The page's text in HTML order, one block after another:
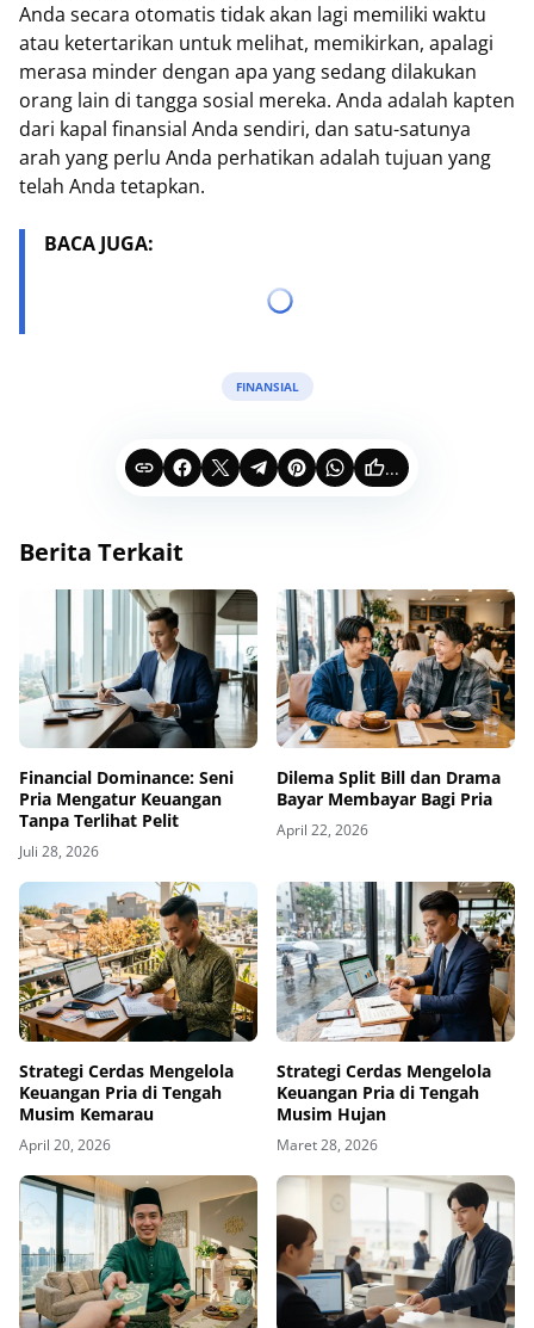
Anda secara otomatis tidak akan lagi memiliki waktu
atau ketertarikan untuk melihat, memikirkan, apalagi
merasa minder dengan apa yang sedang dilakukan
orang lain di tangga sosial mereka. Anda adalah kapten
dari kapal finansial Anda sendiri, dan satu-satunya
arah yang perlu Anda perhatikan adalah tujuan yang
telah Anda tetapkan.
BACA JUGA:
FINANSIAL
...
Berita Terkait
Financial Dominance: Seni
Pria Mengatur Keuangan
Tanpa Terlihat Pelit
Juli 28, 2026
Dilema Split Bill dan Drama
Bayar Membayar Bagi Pria
April 22, 2026
Strategi Cerdas Mengelola
Keuangan Pria di Tengah
Musim Kemarau
April 20, 2026
Strategi Cerdas Mengelola
Keuangan Pria di Tengah
Musim Hujan
Maret 28, 2026